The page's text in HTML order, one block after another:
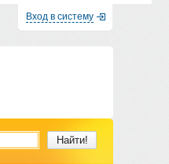
Вход в систему